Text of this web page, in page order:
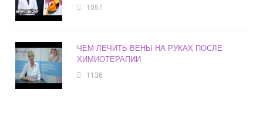
1057
ЧЕМ ЛЕЧИТЬ ВЕНЫ НА РУКАХ ПОСЛЕ
ХИМИОТЕРАПИИ
1136